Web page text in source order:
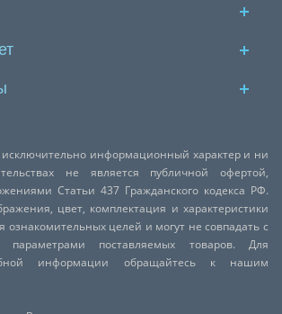
информационный характер и ни
не является публичной офертой,
Статьи 437 Гражданского кодекса РФ.
цвет, комплектация и характеристики
ознакомительных целей и могут не совпадать с
параметрами поставляемых товаров. Для
информации обращайтесь к нашим